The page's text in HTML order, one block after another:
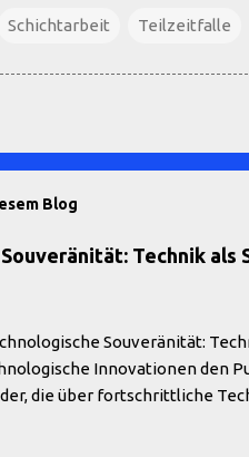
Schichtarbeit Teilzeitfalle
Blog
Technik
Souveränität:
Innovationen den
die über fortschrittliche
einen zentralen Platz ein,